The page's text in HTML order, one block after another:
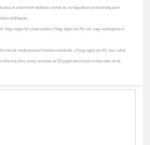
el a terméken található címkét, és ne hagyatkozzon kizárólag azon
találhatóak.
hogy vegye fel a kapcsolatot a Négy égtáj ízei Kft.-vel, vagy esetlegesen a
rendszeresen frissítésre kerülnek, a Négy égtáj ízei Kft. nem vállal
információért, amely azonban az Ön jogait semmilyen módon nem érinti.